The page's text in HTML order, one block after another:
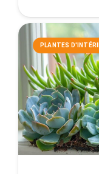
PLANTES